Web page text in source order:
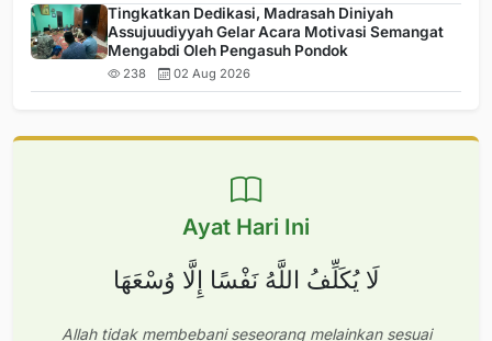
Tingkatkan Dedikasi, Madrasah Diniyah
Assujuudiyyah Gelar Acara Motivasi Semangat
Mengabdi Oleh Pengasuh Pondok
238 02 Aug 2026
Ayat Hari Ini
لَا يُكَلِّفُ اللَّهُ نَفْسًا إِلَّا وُسْعَهَا
Allah tidak membebani seseorang melainkan sesuai